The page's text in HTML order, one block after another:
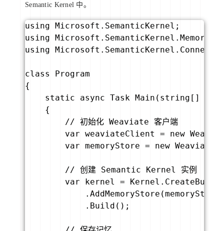
Semantic Kernel 中。
using Microsoft.SemanticKernel;
using Microsoft.SemanticKernel.Memory;
using
class Program
{
static async Task Main(string[]
{
// 初始化 Weaviate 客户端
var weaviateClient = new
var memoryStore = new
// 创建 Semantic Kernel 实例
var kernel =
.Build();